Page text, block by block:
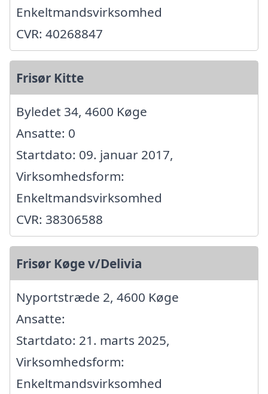
Enkeltmandsvirksomhed
CVR: 40268847
Frisør Kitte
Byledet 34, 4600 Køge
Ansatte: 0
Startdato: 09. januar 2017,
Virksomhedsform:
Enkeltmandsvirksomhed
CVR: 38306588
Frisør Køge v/Delivia
Nyportstræde 2, 4600 Køge
Ansatte:
Startdato: 21. marts 2025,
Virksomhedsform:
Enkeltmandsvirksomhed